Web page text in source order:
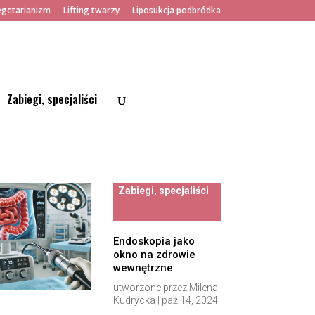
Lifting twarzy Liposukcja podbródka
Zabiegi, specjaliści
Zabiegi, specjaliści
Endoskopia jako
okno na zdrowie
wewnętrzne
utworzone przez Milena
Kudrycka
paź 14, 2024